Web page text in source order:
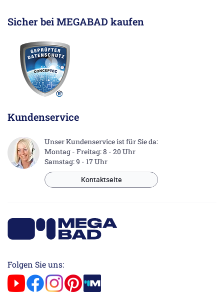
Sicher bei MEGABAD kaufen
Kundenservice
Unser Kundenservice ist für Sie da:
Montag - Freitag: 8 - 20 Uhr
Samstag: 9 - 17 Uhr
Kontaktseite
Folgen Sie uns: